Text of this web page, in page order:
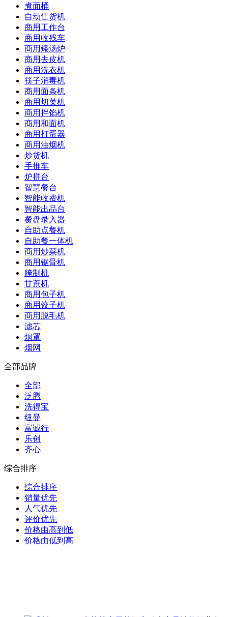
煮面桶
自动售货机
商用工作台
商用收残车
商用矮汤炉
商用去皮机
商用洗衣机
筷子消毒机
商用面条机
商用切菜机
商用拌馅机
商用和面机
商用打蛋器
商用油烟机
炒货机
手推车
炉拼台
智慧餐台
智能收费机
智能出品台
餐盘录入器
自助点餐机
自助餐一体机
商用炒菜机
商用锯骨机
腌制机
甘蔗机
商用包子机
商用饺子机
商用脱毛机
滤芯
烟罩
烟网
全部品牌
全部
泛腾
洗得宝
纽曼
富诚行
乐创
齐心
综合排序
综合排序
销量优先
人气优先
评价优先
价格由高到低
价格由低到高